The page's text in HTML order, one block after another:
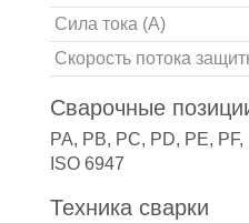
Сила тока (A)
Скорость потока
Сварочные
PA, PB, PC, PD, PE, PF,
ISO 6947
Техника сварки